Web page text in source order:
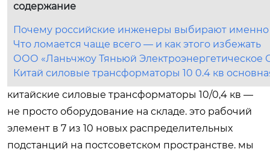
содержание
Почему российские инженеры выбирают именно
Что ломается чаще всего — и как этого избежать
ООО «Ланьчжоу Тяньюй Электроэнергетическое
Китай силовые трансформаторы 10 0.4 кв
китайские силовые трансформаторы 10/0,4 кв —
не просто оборудование на складе. это рабочий
элемент в 7 из 10 новых распределительных
подстанций на постсоветском пространстве. мы